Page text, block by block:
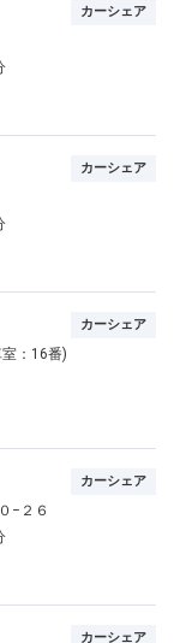
カーシェア
カーシェア
カーシェア
：16番)
カーシェア
−２６
カーシェア